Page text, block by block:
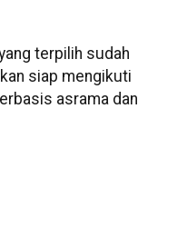
terpilih sudah
siap mengikuti
asrama dan